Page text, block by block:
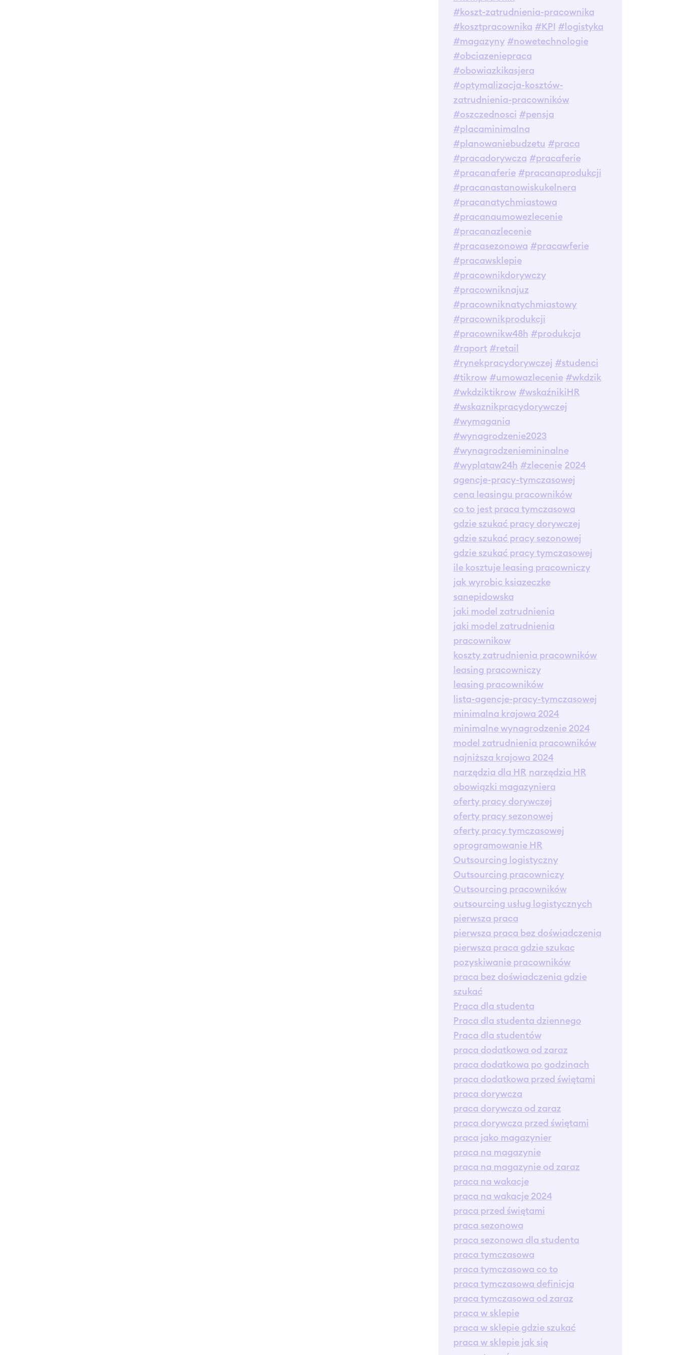
#koszt-zatrudnienia-pracownika
#kosztpracownika #KPI
#logistyka
#magazyny #nowetechnologie
#obciazeniepraca
#obowiazkikasjera
#optymalizacja-kosztów-
zatrudnienia-pracowników
#oszczednosci #pensja
#placaminimalna
#planowaniebudzetu #praca
#pracadorywcza #pracaferie
#pracanaferie #pracanaprodukcji
#pracanastanowiskukelnera
#pracanatychmiastowa
#pracanaumowezlecenie
#pracanazlecenie
#pracasezonowa #pracawferie
#pracawsklepie
#pracownikdorywczy
#pracowniknajuz
#pracowniknatychmiastowy
#pracownikprodukcji
#pracownikw48h #produkcja
#raport #retail
#rynekpracydorywczej #studenci
#tikrow #umowazlecenie #wkdzik
#wkdziktikrow #wskaźnikiHR
#wskaznikpracydorywczej
#wymagania
#wynagrodzenie2023
#wynagrodzeniemininalne
#wyplataw24h #zlecenie 2024
agencje-pracy-tymczasowej
cena leasingu pracowników
co to jest praca tymczasowa
gdzie szukać pracy dorywczej
gdzie szukać pracy sezonowej
gdzie szukać pracy tymczasowej
ile kosztuje leasing pracowniczy
jak wyrobic ksiazeczke
sanepidowska
jaki model zatrudnienia
jaki model zatrudnienia
pracownikow
koszty zatrudnienia pracowników
leasing pracowniczy
leasing pracowników
lista-agencje-pracy-tymczasowej
minimalna krajowa 2024
minimalne wynagrodzenie 2024
model zatrudnienia pracowników
najniższa krajowa 2024
narzędzia dla HR narzędzia HR
obowiązki magazyniera
oferty pracy dorywczej
oferty pracy sezonowej
oferty pracy tymczasowej
oprogramowanie HR
Outsourcing logistyczny
Outsourcing pracowniczy
Outsourcing pracowników
outsourcing usług logistycznych
pierwsza praca
pierwsza praca bez doświadczenia
pierwsza praca gdzie szukac
pozyskiwanie pracowników
praca bez doświadczenia gdzie
szukać
Praca dla studenta
Praca dla studenta dziennego
Praca dla studentów
praca dodatkowa od zaraz
praca dodatkowa po godzinach
praca dodatkowa przed świętami
praca dorywcza
praca dorywcza od zaraz
praca dorywcza przed świętami
praca jako magazynier
praca na magazynie
praca na magazynie od zaraz
praca na wakacje
praca na wakacje 2024
praca przed świętami
praca sezonowa
praca sezonowa dla studenta
praca tymczasowa
praca tymczasowa co to
praca tymczasowa definicja
praca tymczasowa od zaraz
praca w sklepie
praca w sklepie gdzie szukać
praca w sklepie jak się